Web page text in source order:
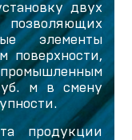
двух
позволяющих
элементы
поверхности,
м в смену
продукции